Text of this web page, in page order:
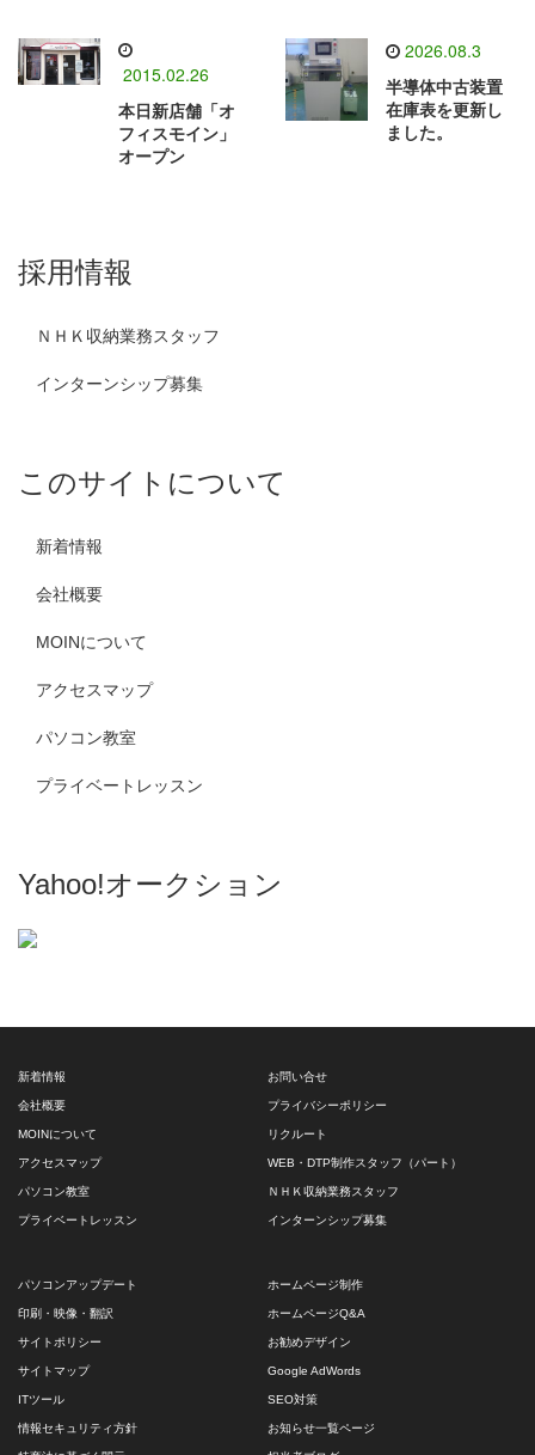
2015.02.26
本日新店舗「オ
フィスモイン」
オープン
2026.08.3
半導体中古装置
在庫表を更新し
ました。
採用情報
ＮＨＫ収納業務スタッフ
インターンシップ募集
このサイトについて
新着情報
会社概要
MOINについて
アクセスマップ
パソコン教室
プライベートレッスン
Yahoo!オークション
新着情報
会社概要
MOINについて
アクセスマップ
パソコン教室
プライベートレッスン
お問い合せ
プライバシーポリシー
リクルート
WEB・DTP制作スタッフ（パート）
ＮＨＫ収納業務スタッフ
インターンシップ募集
パソコンアップデート
印刷・映像・翻訳
サイトポリシー
サイトマップ
ITツール
情報セキュリティ方針
ホームページ制作
ホームページQ&A
お勧めデザイン
Google AdWords
SEO対策
お知らせ一覧ページ